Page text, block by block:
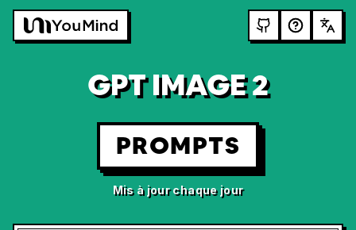
GPT IMAGE 2
PROMPTS
Mis à jour chaque jour